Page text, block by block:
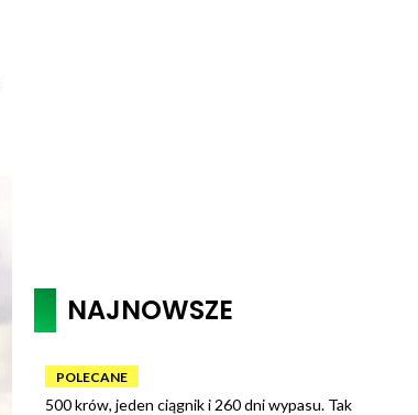
NAJNOWSZE
POLECANE
500 krów, jeden ciągnik i 260 dni wypasu. Tak